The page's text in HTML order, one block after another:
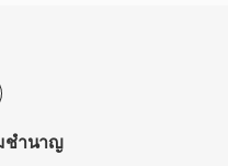
ชำนาญ